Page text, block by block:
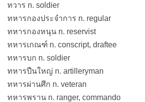
ทวาร n. soldier
ทหารกองประจำการ n. regular
ทหารกองหนุน n. reservist
ทหารเกณฑ์ n. conscript, draftee
ทหารบก n. soldier
ทหารปืนใหญ่ n. artilleryman
ทหารผ่านศึก n. veteran
ทหารพราน n. ranger, commando